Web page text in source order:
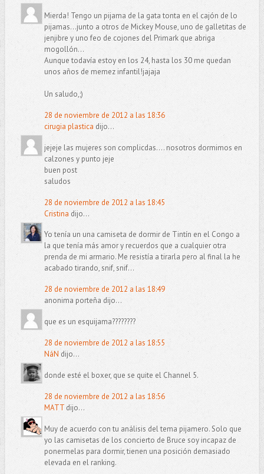
Mierda! Tengo un pijama de la gata tonta en el cajón de lo
pijamas...junto a otros de Mickey Mouse, uno de galletitas de
jenjibre y uno feo de cojones del Primark que abriga
mogollón...
Aunque todavía estoy en los 24, hasta los 30 me quedan
unos años de memez infantil!jajaja
Un saludo,;)
28 de noviembre de 2012 a las 18:36
cirugia plastica dijo...
jejeje las mujeres son complicdas.... nosotros dormimos en
calzones y punto jeje
buen post
saludos
28 de noviembre de 2012 a las 18:45
Cristina dijo...
Yo tenía un una camiseta de dormir de Tintín en el Congo a
la que tenía más amor y recuerdos que a cualquier otra
prenda de mi armario. Me resistía a tirarla pero al final la he
acabado tirando, snif, snif...
28 de noviembre de 2012 a las 18:49
anonima porteña dijo...
que es un esquijama????????
28 de noviembre de 2012 a las 18:55
NáN dijo...
donde esté el boxer, que se quite el Channel 5.
28 de noviembre de 2012 a las 18:56
MATTdijo...
Muy de acuerdo con tu análisis del tema pijamero. Solo que
yo las camisetas de los concierto de Bruce soy incapaz de
ponermelas para dormir, tienen una posición demasiado
elevada en el ranking.